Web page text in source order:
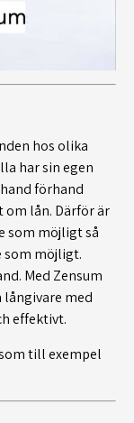
hos olika
har sin egen
förhand
om lån. Därför är
som möjligt så
som möjligt.
Med Zensum
långivare med
effektivt.
till exempel